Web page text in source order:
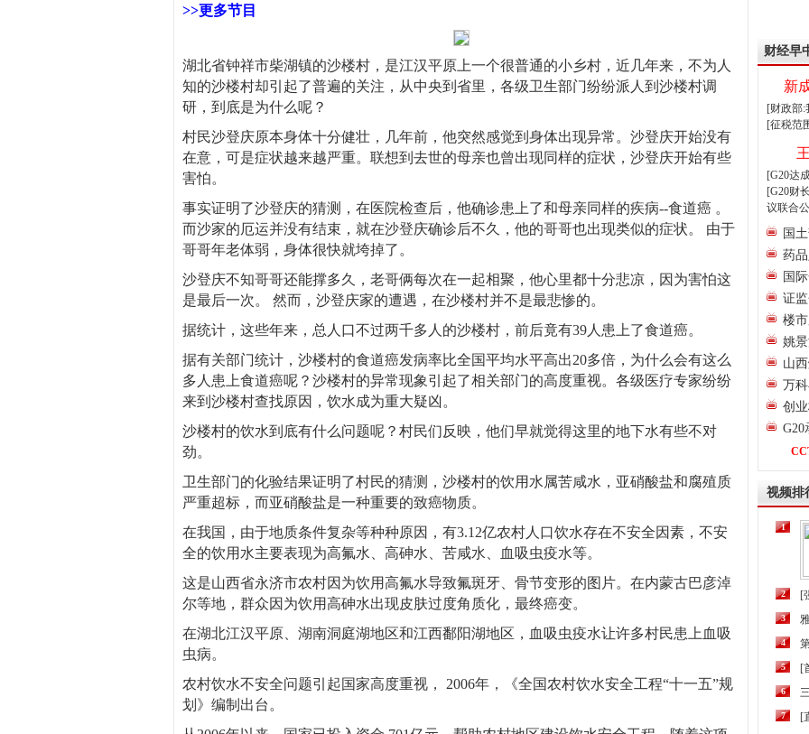
>>更多节目
湖北省钟祥市柴湖镇的沙楼村，是江汉平原上一个很普通的小乡村，近几年来，不为人
知的沙楼村却引起了普遍的关注，从中央到省里，各级卫生部门纷纷派人到沙楼村调
研，到底是为什么呢？
村民沙登庆原本身体十分健壮，几年前，他突然感觉到身体出现异常。沙登庆开始没有
在意，可是症状越来越严重。联想到去世的母亲也曾出现同样的症状，沙登庆开始有些
害怕。
事实证明了沙登庆的猜测，在医院检查后，他确诊患上了和母亲同样的疾病--食道癌 。
而沙家的厄运并没有结束，就在沙登庆确诊后不久，他的哥哥也出现类似的症状。 由于
哥哥年老体弱，身体很快就垮掉了。
沙登庆不知哥哥还能撑多久，老哥俩每次在一起相聚，他心里都十分悲凉，因为害怕这
是最后一次。 然而，沙登庆家的遭遇，在沙楼村并不是最悲惨的。
据统计，这些年来，总人口不过两千多人的沙楼村，前后竟有39人患上了食道癌。
据有关部门统计，沙楼村的食道癌发病率比全国平均水平高出20多倍，为什么会有这么
多人患上食道癌呢？沙楼村的异常现象引起了相关部门的高度重视。各级医疗专家纷纷
来到沙楼村查找原因，饮水成为重大疑凶。
沙楼村的饮水到底有什么问题呢？村民们反映，他们早就觉得这里的地下水有些不对
劲。
卫生部门的化验结果证明了村民的猜测，沙楼村的饮用水属苦咸水，亚硝酸盐和腐殖质
严重超标，而亚硝酸盐是一种重要的致癌物质。
在我国，由于地质条件复杂等种种原因，有3.12亿农村人口饮水存在不安全因素，不安
全的饮用水主要表现为高氟水、高砷水、苦咸水、血吸虫疫水等。
这是山西省永济市农村因为饮用高氟水导致氟斑牙、骨节变形的图片。在内蒙古巴彦淖
尔等地，群众因为饮用高砷水出现皮肤过度角质化，最终癌变。
在湖北江汉平原、湖南洞庭湖地区和江西鄱阳湖地区，血吸虫疫水让许多村民患上血吸
虫病。
农村饮水不安全问题引起国家高度重视， 2006年，《全国农村饮水安全工程“十一五”规
划》编制出台。
财经早
新
[财政部:
[征税范
[G20达
[G20财
议联合
国
药
国
证
楼
姚
山
万
创
G20
视频排
1
2 [
3
4
5 [
6
7 [